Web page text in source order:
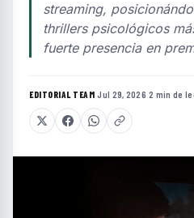
streaming,
thrillers psicológicos
fuerte presencia en
EDITORIAL TEAM·Jul 29, 2026·2 min de